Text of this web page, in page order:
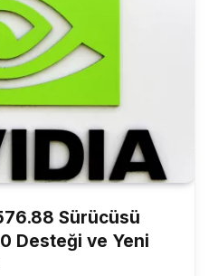
Sürücüsü
Desteği ve Yeni